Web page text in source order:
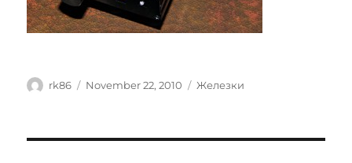
Author
rk86
Posted
November 22, 2010 Categories
Железки